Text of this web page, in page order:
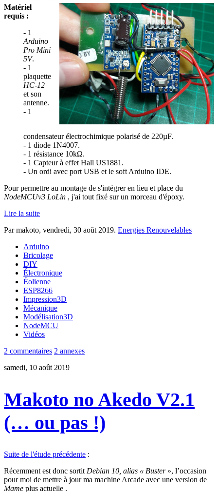
Matériel
requis :
- 1
Arduino
Pro Mini
5V.
- 1
plaquette
HC-12
et son
antenne.
- 1
condensateur électrochimique polarisé de 220µF.
- 1 diode 1N4007.
- 1 résistance 10kΩ.
- 1 Capteur à effet Hall US1881.
- Un ordi avec port USB et le soft Arduino IDE.
Pour permettre au montage de s'intégrer en lieu et place du
NodeMCUv3 LoLin , j'ai tout fixé sur un morceau d'époxy.
Lire la suite
Par makoto, vendredi, 30 août 2019. Energies Renouvelables
Arduino
Bricolage
DIY
Électronique
Éolienne
ESP8266
Impression3D
Mécanique
Modélisation3D
NodeMCU
Vidéos
2 commentaires 2 annexes
samedi, 10 août 2019
Makoto no Akedo V2.1
(… ou pas !)
Suite de l'étude précédente :
Récemment est donc sortit Debian 10, alias « Buster», l’occasion
pour moi de mettre à jour ma machine Arcade avec une version de
Mame plus actuelle .